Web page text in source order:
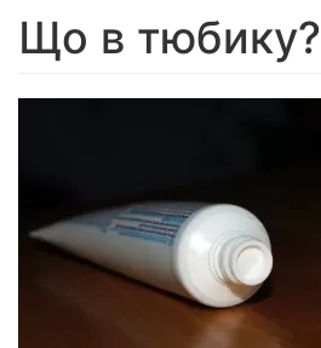
Що в тюбику?